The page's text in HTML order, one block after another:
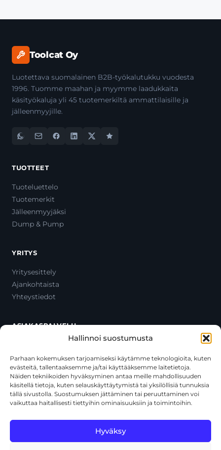
Hallinnoi suostumusta
Parhaan kokemuksen tarjoamiseksi käytämme teknologioita, kuten
evästeitä, tallentaaksemme ja/tai käyttääksemme laitetietoja.
Näiden tekniikoiden hyväksyminen antaa meille mahdollisuuden
käsitellä tietoja, kuten selauskäyttäytymistä tai yksilöllisiä tunnuksia
tällä sivustolla. Suostumuksen jättäminen tai peruuttaminen voi
vaikuttaa haitallisesti tiettyihin ominaisuuksiin ja toimintoihin.
Hyväksy
Toolcat Oy
Luotettava suomalainen B2B-työkalutukku vuodesta
1996. Tuomme maahan ja myymme laadukkaita
käsityökaluja yli 45 tuotemerkiltä ammattilaisille ja
jälleenmyyjille.
TUOTTEET
Tuoteluettelo
Tuotemerkit
Jälleenmyyjäksi
Dump & Pump
YRITYS
Yritysesittely
Ajankohtaista
Yhteystiedot
ASIAKASPALVELU
Oma tili
Maksutavat
Toimitustavat
Usein kysytyt kysymykset
+358 44 270 3795
asiakaspalvelu@toolcat.fi